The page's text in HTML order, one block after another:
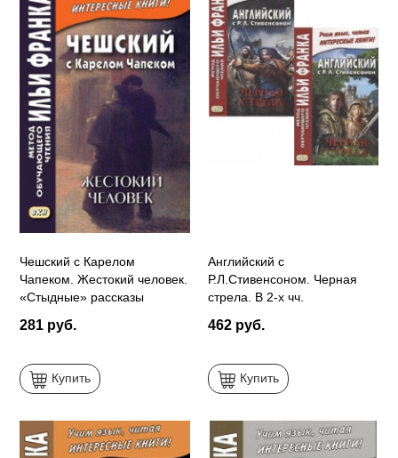
Чешский с Карелом
Чапеком. Жестокий человек.
«Стыдные» рассказы
281 руб.
Купить
Английский с
Р.Л.Стивенсоном. Черная
стрела. В 2-х чч.
462 руб.
Купить